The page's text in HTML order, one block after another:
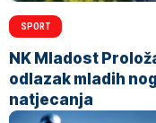
SPORT
NK Mladost
odlazak mladih
natjecanja